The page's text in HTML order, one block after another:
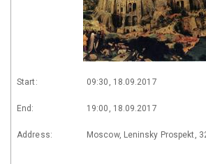
Start: 09:30, 18.09.2017
End: 19:00, 18.09.2017
Address: Moscow, Leninsky Prospekt,